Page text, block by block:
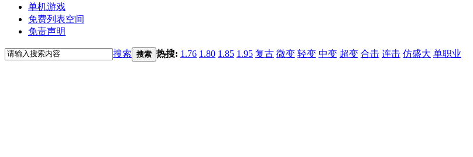
单机游戏
免费列表空间
免责声明
搜索 搜索 热搜: 1.76 1.80 1.85 1.95 复古 微变 轻变 中变 超变 合击 连击 仿盛大 单职业